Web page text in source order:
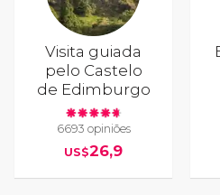
Visita guiada
pelo Castelo
de Edimburgo
6693 opiniões
US$26,9